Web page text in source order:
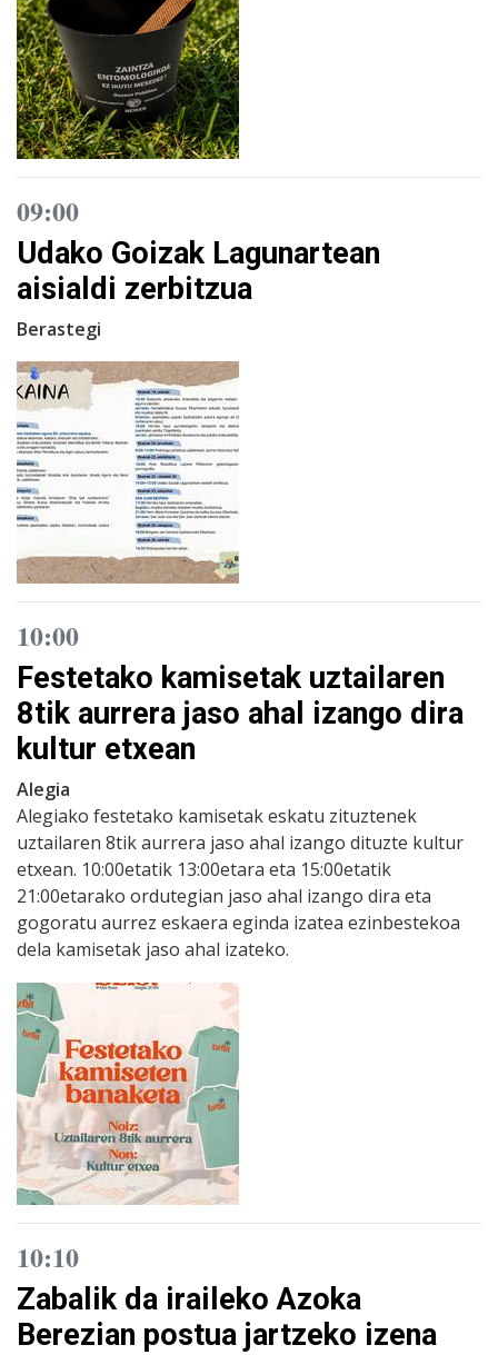
09:00
Udako Goizak Lagunartean
aisialdi zerbitzua
Berastegi
10:00
Festetako kamisetak uztailaren
8tik aurrera jaso ahal izango dira
kultur etxean
Alegia
Alegiako festetako kamisetak eskatu zituztenek
uztailaren 8tik aurrera jaso ahal izango dituzte kultur
etxean. 10:00etatik 13:00etara eta 15:00etatik
21:00etarako ordutegian jaso ahal izango dira eta
gogoratu aurrez eskaera eginda izatea ezinbestekoa
dela kamisetak jaso ahal izateko.
10:10
Zabalik da iraileko Azoka
Berezian postua jartzeko izena